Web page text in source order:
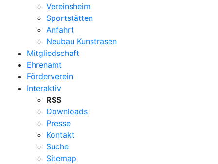
Vereinsheim
Sportstätten
Anfahrt
Neubau Kunstrasen
Mitgliedschaft
Ehrenamt
Förderverein
Interaktiv
RSS
Downloads
Presse
Kontakt
Suche
Sitemap